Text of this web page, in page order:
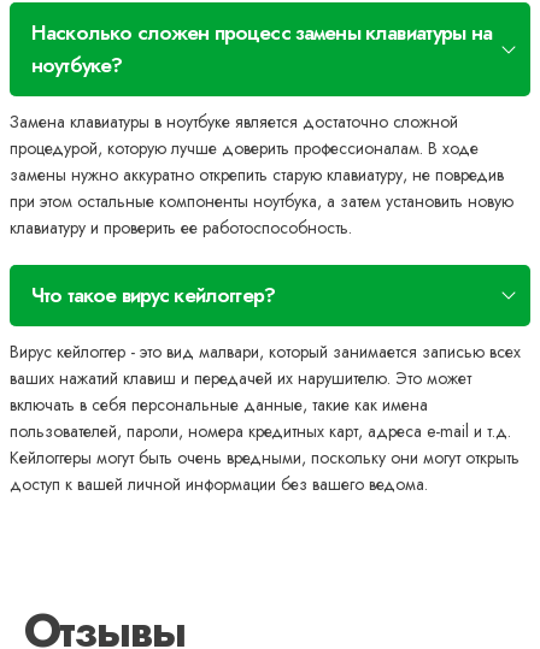
Насколько сложен процесс замены клавиатуры на
ноутбуке?
Замена клавиатуры в ноутбуке является достаточно сложной
процедурой, которую лучше доверить профессионалам. В ходе
замены нужно аккуратно открепить старую клавиатуру, не повредив
при этом остальные компоненты ноутбука, а затем установить новую
клавиатуру и проверить ее работоспособность.
Что такое вирус кейлоггер?
Вирус кейлоггер - это вид малвари, который занимается записью всех
ваших нажатий клавиш и передачей их нарушителю. Это может
включать в себя персональные данные, такие как имена
пользователей, пароли, номера кредитных карт, адреса e-mail и т.д.
Кейлоггеры могут быть очень вредными, поскольку они могут открыть
доступ к вашей личной информации без вашего ведома.
Отзывы